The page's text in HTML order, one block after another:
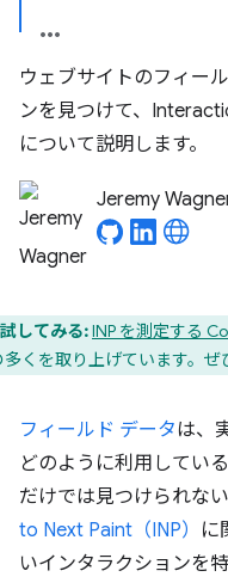
ウェブサイトのフィー
ンを見つけて、
について説明します。
Jeremy
試してみる:INP を測定する
多くを取り上げています。ぜ
フィールド データは、
どのように利用してい
だけでは見つけられな
to Next Paint（INP） に
いインタラクションを